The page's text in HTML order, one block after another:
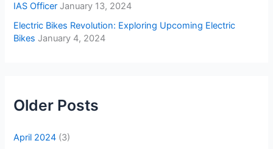
IAS Officer January 13, 2024
Electric Bikes Revolution: Exploring Upcoming Electric
Bikes January 4, 2024
Older Posts
April 2024 (3)